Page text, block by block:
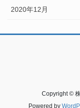
2020年12月
Copyright ©
Powered by